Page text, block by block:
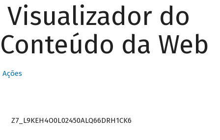
Visualizador do
Conteúdo da Web
Ações
Z7_L9KEH4O0L02450ALQ66DRH1CK6